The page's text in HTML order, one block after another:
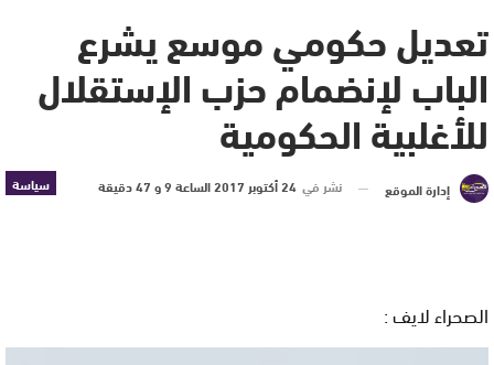
تعديل حكومي موسع يشرع
الباب لإنضمام حزب الإستقلال
للأغلبية الحكومية
سياسة إدارة الموقع نشر في 24 أكتوبر 2017 الساعة 9 و 47 دقيقة
الصحراء لايف :